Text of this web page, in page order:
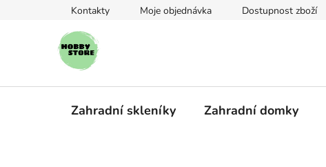
Kontakty Moje objednávka Dostupnost zboží
Zahradní skleníky Zahradní domky